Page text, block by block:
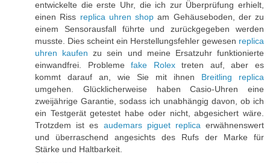
entwickelte die erste Uhr, die ich zur Überprüfung erhielt,
einen Riss replica uhren shop am Gehäuseboden, der zu
einem Sensorausfall führte und zurückgegeben werden
musste. Dies scheint ein Herstellungsfehler gewesen replica
uhren kaufen zu sein und meine Ersatzuhr funktionierte
einwandfrei. Problemefake Rolextreten auf, aber es
kommt darauf an, wie Sie mit ihnen Breitling replica
umgehen. Glücklicherweise haben Casio-Uhren eine
zweijährige Garantie, sodass ich unabhängig davon, ob ich
ein Testgerät getestet habe oder nicht, abgesichert wäre.
Trotzdem ist es audemars piguet replica erwähnenswert
und überraschend angesichts des Rufs der Marke für
Stärke und Haltbarkeit.